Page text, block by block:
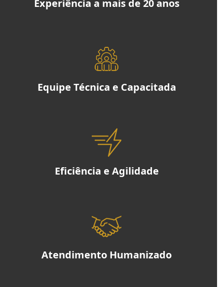
Experiência a mais de 20 anos
Equipe Técnica e Capacitada
Eficiência e Agilidade
Atendimento Humanizado